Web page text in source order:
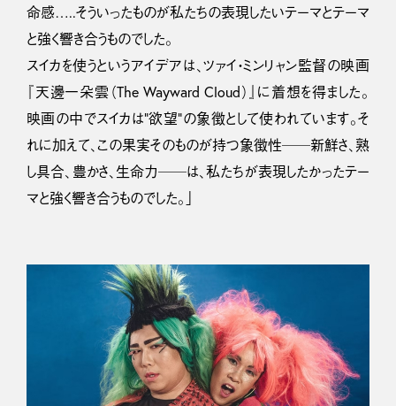
命感…..そういったものが私たちの表現したいテーマとテーマ
と強く響き合うものでした。
スイカを使うというアイデアは、ツァイ・ミンリャン監督の映画
『天邊一朵雲（The Wayward Cloud）』に着想を得ました。
映画の中でスイカは“欲望”の象徴として使われています。そ
れに加えて、この果実そのものが持つ象徴性──新鮮さ、熟
し具合、豊かさ、生命力──は、私たちが表現したかったテー
マと強く響き合うものでした。」